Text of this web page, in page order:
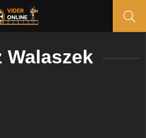
Walaszek